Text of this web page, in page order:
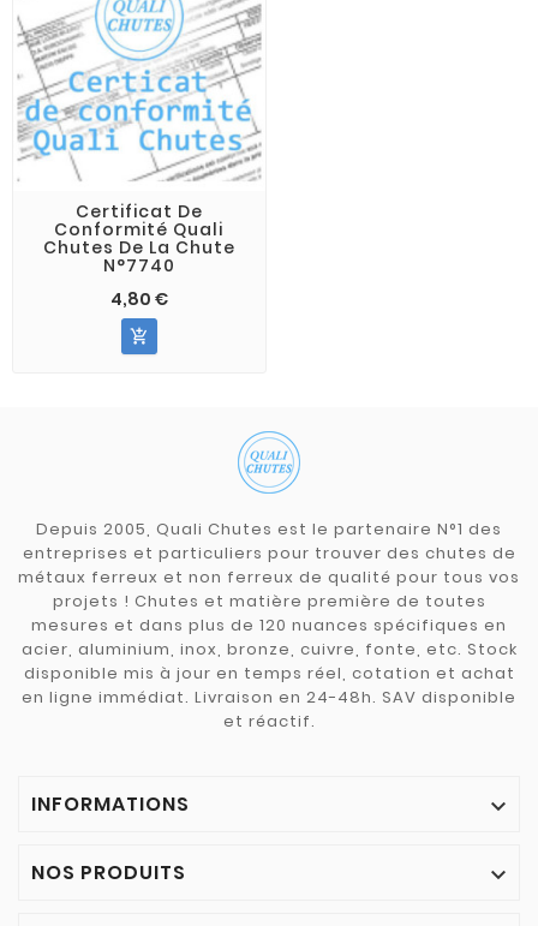
Certificat De
Conformité Quali
Chutes De La Chute
N°7740
4,80 €

Depuis 2005, Quali Chutes est le partenaire N°1 des
entreprises et particuliers pour trouver des chutes de
métaux ferreux et non ferreux de qualité pour tous vos
projets ! Chutes et matière première de toutes
mesures et dans plus de 120 nuances spécifiques en
acier, aluminium, inox, bronze, cuivre, fonte, etc. Stock
disponible mis à jour en temps réel, cotation et achat
en ligne immédiat. Livraison en 24-48h. SAV disponible
et réactif.
INFORMATIONS 
NOS PRODUITS 